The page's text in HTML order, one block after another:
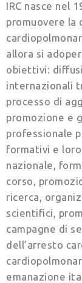
IRC nasce nel
promuovere la
allora si
obiettivi:
internazionali
processo di
promozione e
professionale
formativi e
nazionale,
corso,
ricerca,
scientifici,
campagne di
dell’arresto
emanazione